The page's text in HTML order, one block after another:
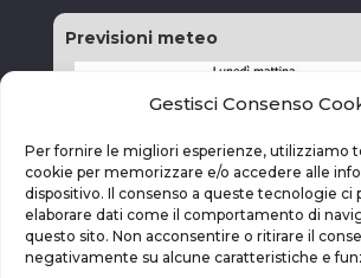
Gestisci Consenso
Per fornire le migliori esperienze, utilizziamo
cookie per memorizzare e/o accedere alle
dispositivo. Il consenso a queste tecnologie ci
elaborare dati come il comportamento di
questo sito. Non acconsentire o ritirare il
negativamente su alcune caratteristiche e
Previsioni meteo